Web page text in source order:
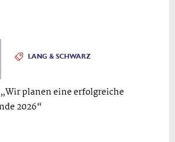
LANG & SCHWARZ
planen eine erfolgreiche
2026“